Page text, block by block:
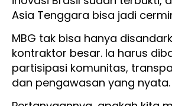
Asia Tenggara bisa jadi
MBG tak bisa hanya
kontraktor besar. Ia harus
partisipasi komunitas,
dan pengawasan yang nyata.